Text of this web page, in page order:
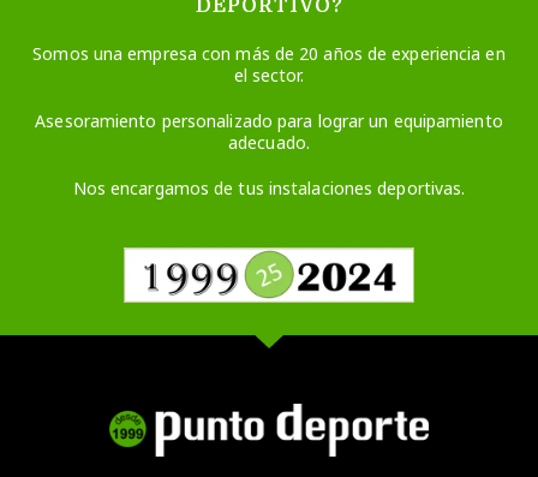
DEPORTIVO?
Somos una empresa con más de 20 años de experiencia en
el sector.
Asesoramiento personalizado para lograr un equipamiento
adecuado.
Nos encargamos de tus instalaciones deportivas.